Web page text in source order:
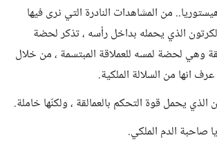
من المشاهدات النادرة التي نرى فيها
الذي يحمله بداخل رأسه ، تذكر لحضة
وهي لحضة لمسه للعملاقة المبتسمة ، من خلال
انها من السلالة الملكية.
الذي يحمل قوة التحكم بالعمالقة ، ولكنّها خاملة.
صاحبة الدم الملكي.